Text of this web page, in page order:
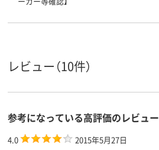
レビュー（10件）
参考になっている高評価のレビュー
4.0
2015年5月27日